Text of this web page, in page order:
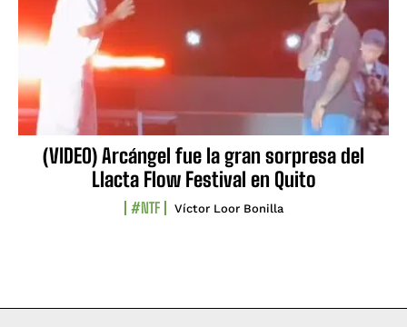
(VIDEO) Arcángel fue la gran sorpresa del
Llacta Flow Festival en Quito
#NTF Víctor Loor Bonilla